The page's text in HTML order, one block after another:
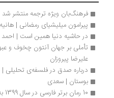
فرهنگ‌بان ویژه ترجمه منتشر شد
پیرامون میلیشیای رمضانی | هانیه علی
در حاشیه دنیا همین است | احمد آفتابی
علیرضا پیروزان
درباره صدق در فلسفه‌ی تحلیلی | علی
بوستان | سعدی